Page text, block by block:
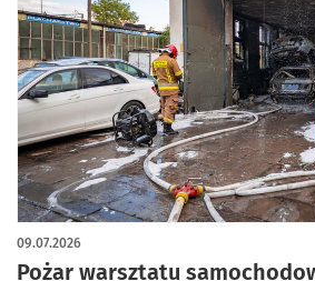
Pożar warsztatu
09.07.2026
artykuł z galerią zdjęć